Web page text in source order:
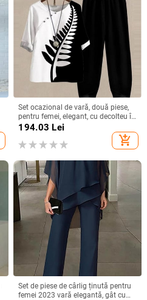
Set ocazional de vară, două piese,
pentru femei, elegant, cu decolteu în
formă de flori, tricou largi, talie
înaltă, pantaloni largi, ținute pentru
femei
194.03 Lei
add_shopping_cart
Set de piese de cârlig ținută pentru
femei 2023 vară elegantă, gât cu